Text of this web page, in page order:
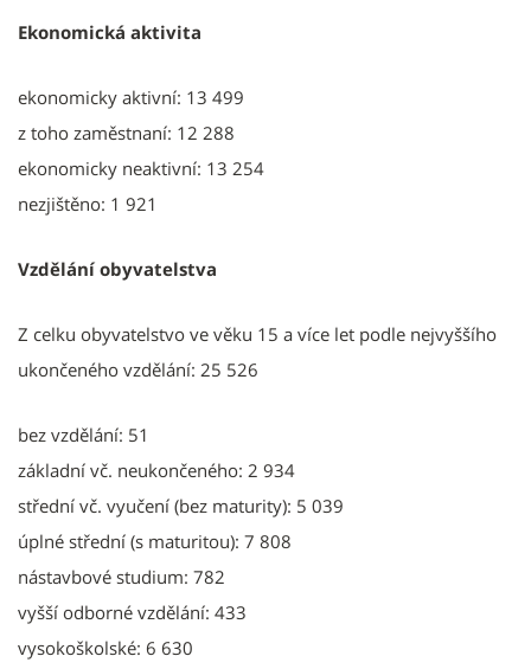
Ekonomická aktivita
ekonomicky aktivní: 13 499
z toho zaměstnaní: 12 288
ekonomicky neaktivní: 13 254
nezjištěno: 1 921
Vzdělání obyvatelstva
Z celku obyvatelstvo ve věku 15 a více let podle nejvyššího
ukončeného vzdělání: 25 526
bez vzdělání: 51
základní vč. neukončeného: 2 934
střední vč. vyučení (bez maturity): 5 039
úplné střední (s maturitou): 7 808
nástavbové studium: 782
vyšší odborné vzdělání: 433
vysokoškolské: 6 630